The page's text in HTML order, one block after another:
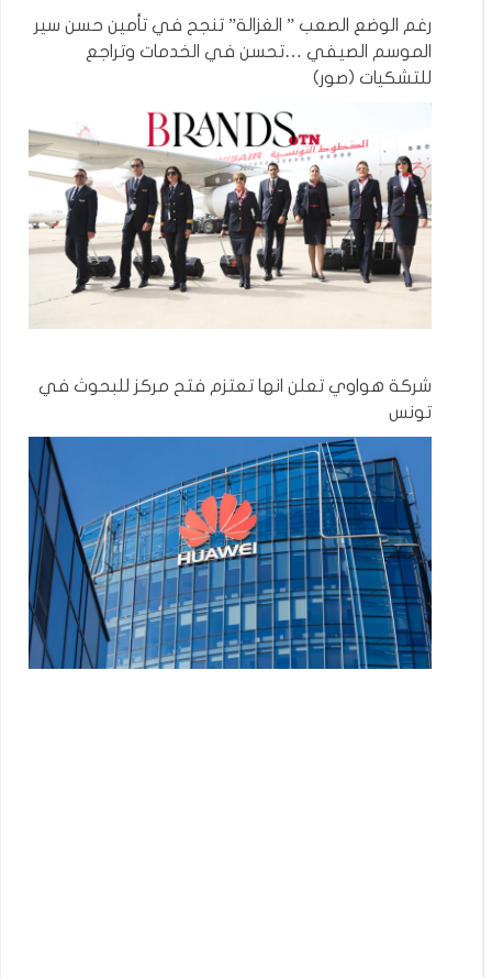
رغم الوضع الصعب ” الغزالة” تنجح في تأمين حسن سير
الموسم الصيفي …تحسن في الخدمات وتراجع
للتشكيات (صور)
شركة هواوي تعلن انها تعتزم فتح مركز للبحوث في
تونس